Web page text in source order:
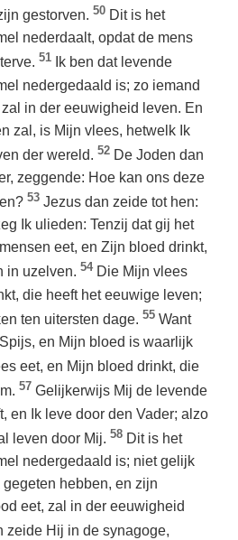
gestorven. 50 Dit is het
nederdaalt, opdat de mens
51
Ik ben dat levende
nedergedaald is; zo iemand
in der eeuwigheid leven. En
zal, is Mijn vlees, hetwelk Ik
der wereld. 52 De Joden dan
zeggende: Hoe kan ons deze
53 Jezus dan zeide tot hen:
Ik ulieden: Tenzij dat gij het
eet, en Zijn bloed drinkt,
in uzelven. 54 Die Mijn vlees
die heeft het eeuwige leven;
ten uitersten dage. 55 Want
en Mijn bloed is waarlijk
eet, en Mijn bloed drinkt, die
57 Gelijkerwijs Mij de levende
en Ik leve door den Vader; alzo
leven door Mij. 58 Dit is het
nedergedaald is; niet gelijk
hebben, en zijn
eet, zal in der eeuwigheid
zeide Hij in de synagoge,